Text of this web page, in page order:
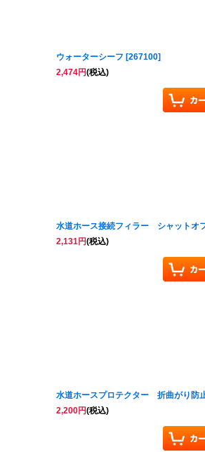
ウォーターシーフ [267100]
2,474円(税込)
水道ホース接続フィラー シャットオ
2,131円(税込)
水道ホースプロテクター 折曲がり防
2,200円(税込)